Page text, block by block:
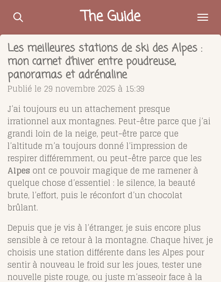
Passer
contenu
principal
The Guide
Les meilleures stations de ski des Alpes :
mon carnet d’hiver entre poudreuse,
panoramas et adrénaline
Publié le 29 novembre 2025 à 15:39
J’ai toujours eu un attachement presque
irrationnel aux montagnes. Peut-être parce que j’ai
grandi loin de la neige, peut-être parce que
l’altitude m’a toujours donné l’impression de
respirer différemment, ou peut-être parce que les
Alpes ont ce pouvoir magique de me ramener à
quelque chose d’essentiel : le silence, la beauté
brute, l’effort, puis le réconfort d’un chocolat
brûlant.
Depuis que je vis à l’étranger, je suis encore plus
sensible à ce retour à la montagne. Chaque hiver, je
choisis une station différente dans les Alpes pour
sentir à nouveau le froid sur les joues, tester une
nouvelle piste rouge, ou juste m’asseoir face à la